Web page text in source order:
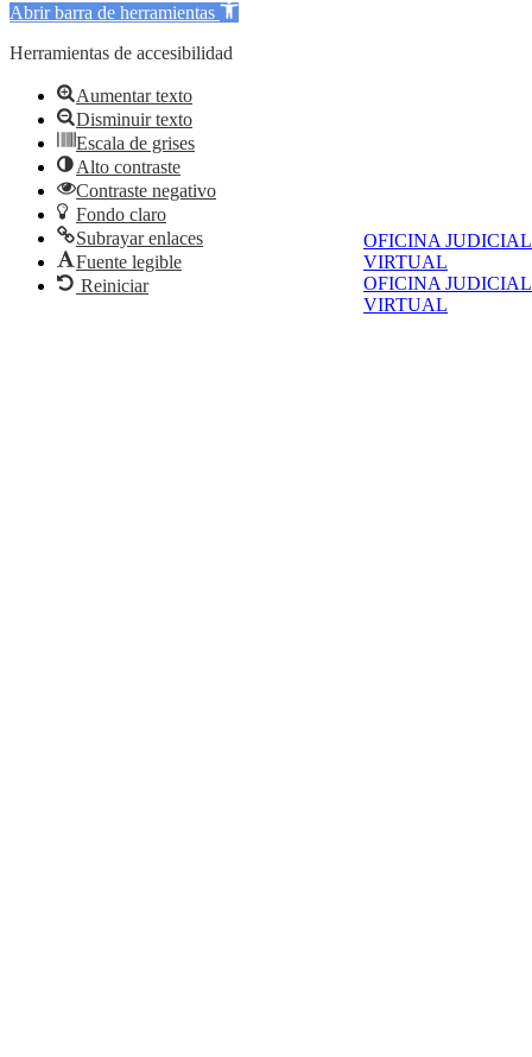
OFICINA JUDICIAL
VIRTUAL
OFICINA JUDICIAL
VIRTUAL
Abrir barra de herramientas
Herramientas de accesibilidad
Aumentar texto
Disminuir texto
Escala de grises
Alto contraste
Contraste negativo
Fondo claro
Subrayar enlaces
Fuente legible
Reiniciar